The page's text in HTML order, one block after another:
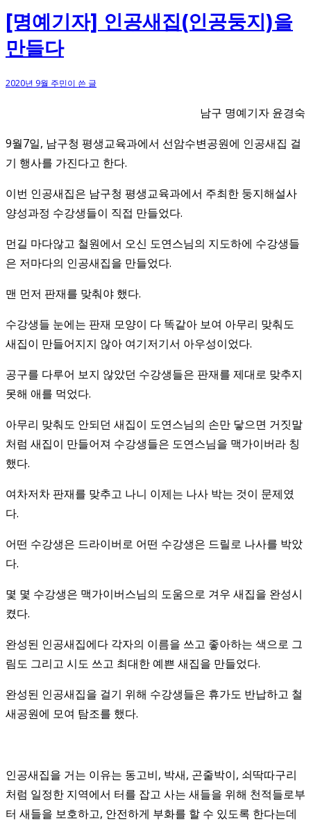
[명예기자] 인공새집(인공둥지)을
만들다
2020년 9월 주민이 쓴 글
남구 명예기자 윤경숙
9월7일, 남구청 평생교육과에서 선암수변공원에 인공새집 걸
기 행사를 가진다고 한다.
이번 인공새집은 남구청 평생교육과에서 주최한 둥지해설사
양성과정 수강생들이 직접 만들었다.
먼길 마다않고 철원에서 오신 도연스님의 지도하에 수강생들
은 저마다의 인공새집을 만들었다.
맨 먼저 판재를 맞춰야 했다.
수강생들 눈에는 판재 모양이 다 똑같아 보여 아무리 맞춰도
새집이 만들어지지 않아 여기저기서 아우성이었다.
공구를 다루어 보지 않았던 수강생들은 판재를 제대로 맞추지
못해 애를 먹었다.
아무리 맞춰도 안되던 새집이 도연스님의 손만 닿으면 거짓말
처럼 새집이 만들어져 수강생들은 도연스님을 맥가이버라 칭
했다.
여차저차 판재를 맞추고 나니 이제는 나사 박는 것이 문제였
다.
어떤 수강생은 드라이버로 어떤 수강생은 드릴로 나사를 박았
다.
몇 몇 수강생은 맥가이버스님의 도움으로 겨우 새집을 완성시
켰다.
완성된 인공새집에다 각자의 이름을 쓰고 좋아하는 색으로 그
림도 그리고 시도 쓰고 최대한 예쁜 새집을 만들었다.
완성된 인공새집을 걸기 위해 수강생들은 휴가도 반납하고 철
새공원에 모여 탐조를 했다.
인공새집을 거는 이유는 동고비, 박새, 곤줄박이, 쇠딱따구리
처럼 일정한 지역에서 터를 잡고 사는 새들을 위해 천적들로부
터 새들을 보호하고, 안전하게 부화를 할 수 있도록 한다는데